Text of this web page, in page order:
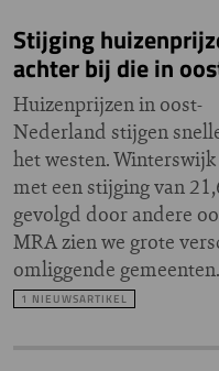
Stijging
achter bij die in
Huizenprijzen in oost-
Nederland stijgen
het westen.
met een stijging van
gevolgd door andere
MRA zien we grote
omliggende gemeenten.
1 NIEUWSARTIKEL